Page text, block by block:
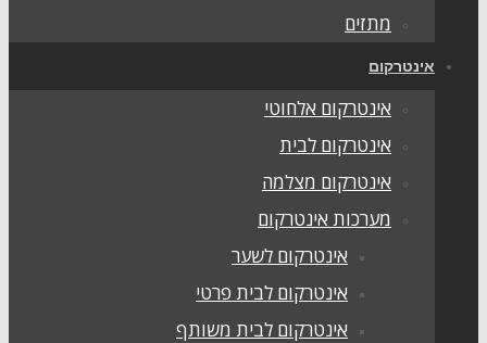
אינטרקום אלחוטי
אינטרקום לבית
אינטרקום מצלמה
מערכות אינטרקום
אינטרקום לשער
אינטרקום לבית פרטי
אינטרקום לבית משותף